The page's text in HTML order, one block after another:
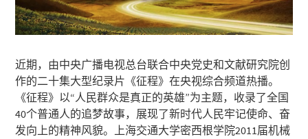
近期，由中央广播电视总台联合中央党史和文献研究院创
作的二十集大型纪录片《征程》在央视综合频道热播。
《征程》以“人民群众是真正的英雄”为主题，收录了全国
40个普通人的追梦故事，展现了新时代人民牢记使命、奋
发向上的精神风貌。上海交通大学密西根学院2011届机械